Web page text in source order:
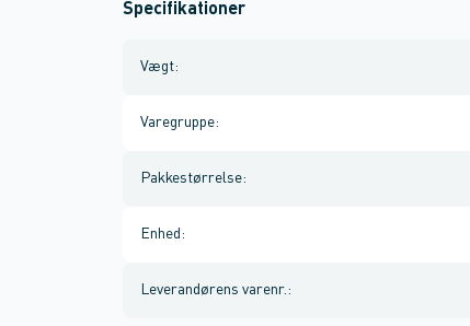
Specifikationer
Vægt:
Varegruppe:
Pakkestørrelse:
Enhed :
Leverandørens varenr. :